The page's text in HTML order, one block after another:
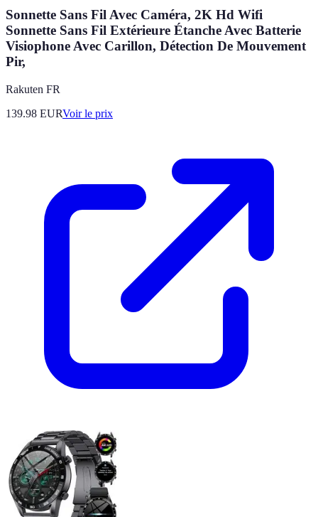
Sonnette Sans Fil Avec Caméra, 2K Hd Wifi
Sonnette Sans Fil Extérieure Étanche Avec Batterie
Visiophone Avec Carillon, Détection De Mouvement
Pir,
Rakuten FR
139.98 EURVoir le prix